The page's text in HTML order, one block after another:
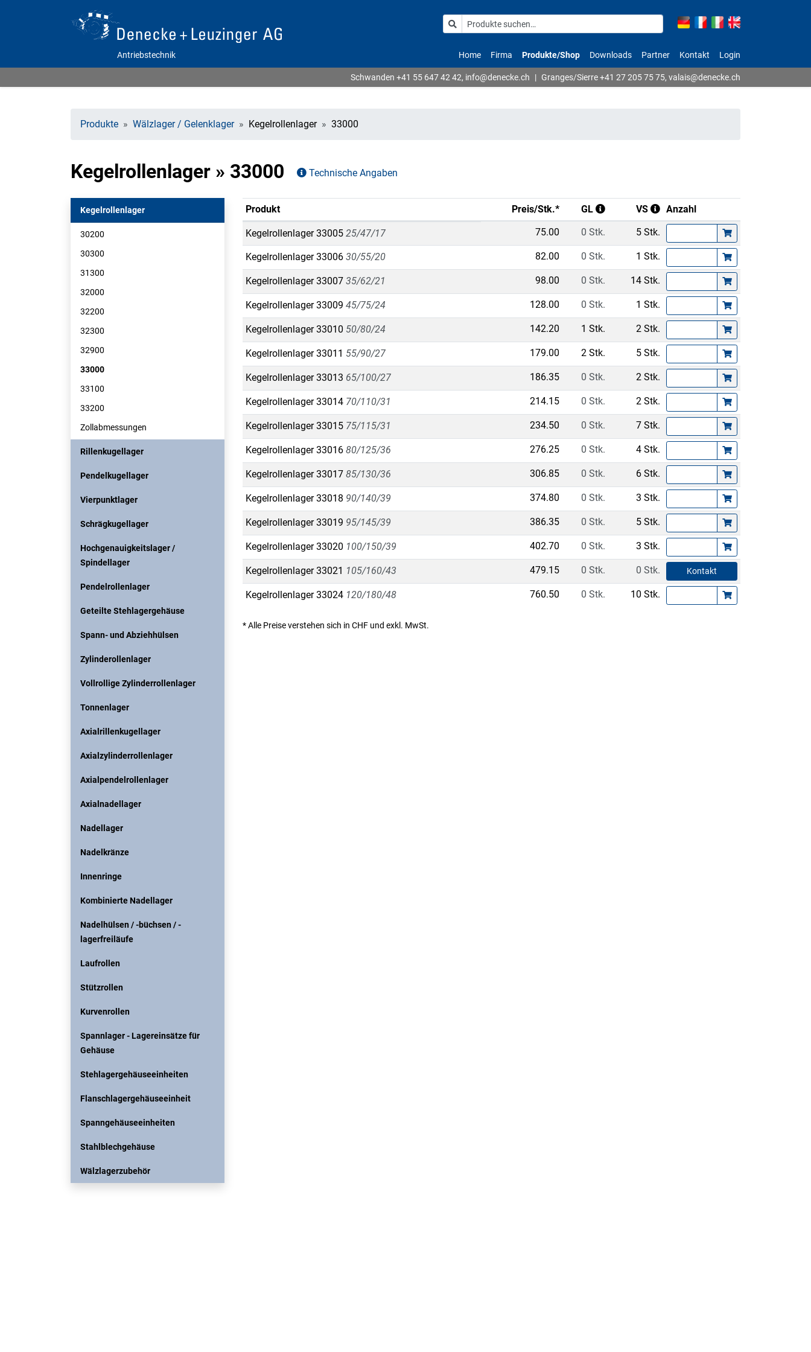
Antriebstechnik Home Firma Produkte/Shop Downloads Partner Kontakt Login
Schwanden +41 55 647 42 42, info@denecke.ch | Granges/Sierre+41 27 205 75 75, valais@denecke.ch
Produkte Wälzlager / Gelenklager Kegelrollenlager 33000
Kegelrollenlager » 33000 Technische Angaben
Kegelrollenlager
30200
30300
31300
32000
32200
32300
32900
33000
33100
33200
Zollabmessungen
Rillenkugellager
Pendelkugellager
Vierpunktlager
Schrägkugellager
Hochgenauigkeitslager /
Spindellager
Pendelrollenlager
Geteilte Stehlagergehäuse
Spann- und Abziehhülsen
Zylinderollenlager
Vollrollige Zylinderrollenlager
Tonnenlager
Axialrillenkugellager
Axialzylinderrollenlager
Axialpendelrollenlager
Axialnadellager
Nadellager
Nadelkränze
Innenringe
Kombinierte Nadellager
Nadelhülsen / -büchsen / -
lagerfreiläufe
Laufrollen
Stützrollen
Kurvenrollen
Spannlager - Lagereinsätze für
Gehäuse
Stehlagergehäuseeinheiten
Flanschlagergehäuseeinheit
Spanngehäuseeinheiten
Stahlblechgehäuse
Wälzlagerzubehör
Produkt Preis/Stk.* GL VS Anzahl
Kegelrollenlager 33005 25/47/17 75.00 0 Stk. 5 Stk.
Kegelrollenlager 33006 30/55/20 82.00 0 Stk. 1 Stk.
Kegelrollenlager 33007 35/62/21 98.00 0 Stk. 14 Stk.
Kegelrollenlager 33009 45/75/24 128.00 0 Stk. 1 Stk.
Kegelrollenlager 33010 50/80/24 142.20 1 Stk. 2 Stk.
Kegelrollenlager 33011 55/90/27 179.00 2 Stk. 5 Stk.
Kegelrollenlager 33013 65/100/27 186.35 0 Stk. 2 Stk.
Kegelrollenlager 33014 70/110/31 214.15 0 Stk. 2 Stk.
Kegelrollenlager 33015 75/115/31 234.50 0 Stk. 7 Stk.
Kegelrollenlager 33016 80/125/36 276.25 0 Stk. 4 Stk.
Kegelrollenlager 33017 85/130/36 306.85 0 Stk. 6 Stk.
Kegelrollenlager 33018 90/140/39 374.80 0 Stk. 3 Stk.
Kegelrollenlager 33019 95/145/39 386.35 0 Stk. 5 Stk.
Kegelrollenlager 33020 100/150/39 402.70 0 Stk. 3 Stk.
Kegelrollenlager 33021 105/160/43 479.15 0 Stk. 0 Stk. Kontakt
Kegelrollenlager 33024 120/180/48 760.50 0 Stk. 10 Stk.
* Alle Preise verstehen sich in CHF und exkl. MwSt.